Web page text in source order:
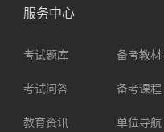
服务中心
考试题库 备考教材
考试问答 备考课程
教育资讯 单位导航